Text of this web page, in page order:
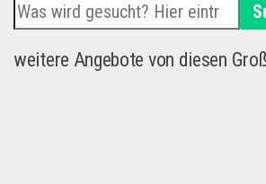
weitere Angebote von diesen